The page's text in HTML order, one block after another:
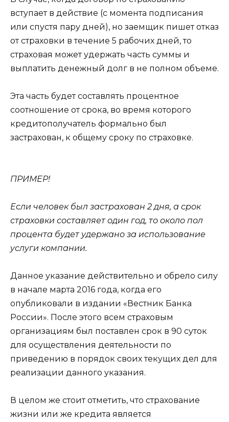
вступает в действие (с момента подписания
или спустя пару дней), но заемщик пишет отказ
от страховки в течение 5 рабочих дней, то
страховая может удержать часть суммы и
выплатить денежный долг в не полном объеме.
Эта часть будет составлять процентное
соотношение от срока, во время которого
кредитополучатель формально был
застрахован, к общему сроку по страховке.
ПРИМЕР!
Если человек был застрахован 2 дня, а срок
страховки составляет один год, то около пол
процента будет удержано за использование
услуги компании.
Данное указание действительно и обрело силу
в начале марта 2016 года, когда его
опубликовали в издании «Вестник Банка
России». После этого всем страховым
организациям был поставлен срок в 90 суток
для осуществления деятельности по
приведению в порядок своих текущих дел для
реализации данного указания.
В целом же стоит отметить, что страхование
жизни или же кредита является